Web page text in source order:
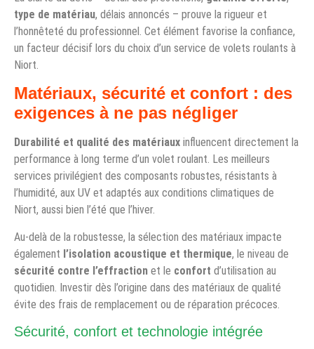
type de matériau, délais annoncés – prouve la rigueur et
l’honnêteté du professionnel. Cet élément favorise la confiance,
un facteur décisif lors du choix d’un service de volets roulants à
Niort.
Matériaux, sécurité et confort : des
exigences à ne pas négliger
Durabilité et qualité des matériaux influencent directement la
performance à long terme d’un volet roulant. Les meilleurs
services privilégient des composants robustes, résistants à
l’humidité, aux UV et adaptés aux conditions climatiques de
Niort, aussi bien l’été que l’hiver.
Au-delà de la robustesse, la sélection des matériaux impacte
également l’isolation acoustique et thermique, le niveau de
sécurité contre l’effraction et le confort d’utilisation au
quotidien. Investir dès l’origine dans des matériaux de qualité
évite des frais de remplacement ou de réparation précoces.
Sécurité, confort et technologie intégrée